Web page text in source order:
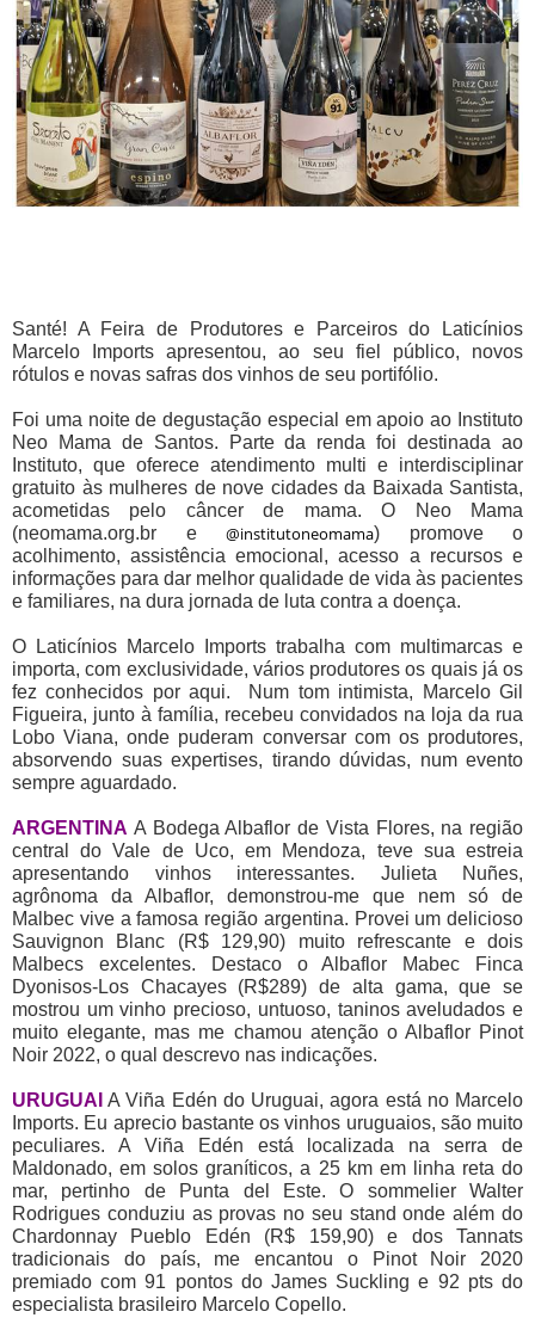
Santé! A Feira de Produtores e Parceiros do Laticínios
Marcelo Imports apresentou, ao seu fiel público, novos
rótulos e novas safras dos vinhos de seu portifólio.
Foi uma noite de degustação especial em apoio ao Instituto
Neo Mama de Santos. Parte da renda foi destinada ao
Instituto, que oferece atendimento multi e interdisciplinar
gratuito às mulheres de nove cidades da Baixada Santista,
acometidas pelo câncer de mama. O Neo Mama
(neomama.org.br e @institutoneomama) promove o
acolhimento, assistência emocional, acesso a recursos e
informações para dar melhor qualidade de vida às pacientes
e familiares, na dura jornada de luta contra a doença.
O Laticínios Marcelo Imports trabalha com multimarcas e
importa, com exclusividade, vários produtores os quais já os
fez conhecidos por aqui. Num tom intimista, Marcelo Gil
Figueira, junto à família, recebeu convidados na loja da rua
Lobo Viana, onde puderam conversar com os produtores,
absorvendo suas expertises, tirando dúvidas, num evento
sempre aguardado.
ARGENTINA A Bodega Albaflor de Vista Flores, na região
central do Vale de Uco, em Mendoza, teve sua estreia
apresentando vinhos interessantes. Julieta Nuñes,
agrônoma da Albaflor, demonstrou-me que nem só de
Malbec vive a famosa região argentina. Provei um delicioso
Sauvignon Blanc (R$ 129,90) muito refrescante e dois
Malbecs excelentes. Destaco o Albaflor Mabec Finca
Dyonisos-Los Chacayes (R$289) de alta gama, que se
mostrou um vinho precioso, untuoso, taninos aveludados e
muito elegante, mas me chamou atenção o Albaflor Pinot
Noir 2022, o qual descrevo nas indicações.
URUGUAI A Viña Edén do Uruguai, agora está no Marcelo
Imports. Eu aprecio bastante os vinhos uruguaios, são muito
peculiares. A Viña Edén está localizada na serra de
Maldonado, em solos graníticos, a 25 km em linha reta do
mar, pertinho de Punta del Este. O sommelier Walter
Rodrigues conduziu as provas no seu stand onde além do
Chardonnay Pueblo Edén (R$ 159,90) e dos Tannats
tradicionais do país, me encantou o Pinot Noir 2020
premiado com 91 pontos do James Suckling e 92 pts do
especialista brasileiro Marcelo Copello.